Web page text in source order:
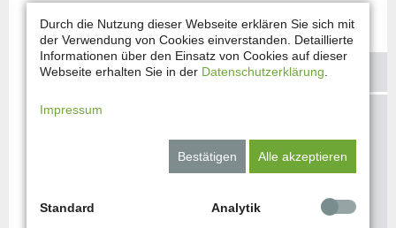
Ihr Team von Metallbau Habermann in Berlin
KONTAKTIEREN SIE UNS!
Vorstellungen mit uns besprechen?
Durch die Nutzung dieser Webseite erklären Sie sich mit
der Verwendung von Cookies einverstanden. Detaillierte
Informationen über den Einsatz von Cookies auf dieser
Webseite erhalten Sie in der Datenschutzerklärung
Impressum
Bestätigen Alle akzeptieren
Standard Analytik